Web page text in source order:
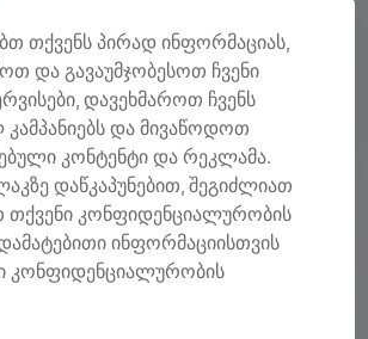
თქვენს პირად ინფორმაციას,
და გავაუმჯობესოთ ჩვენი
დავეხმაროთ ჩვენს
კამპანიებს და მივაწოდოთ
კონტენტი და რეკლამა.
დაწკაპუნებით, შეგიძლიათ
კონფიდენციალურობის
ინფორმაციისთვის
კონფიდენციალურობის